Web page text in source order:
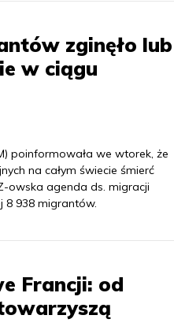
zginęło lub
w ciągu
poinformowała we wtorek, że
na całym świecie śmierć
owska agenda ds. migracji
8 938 migrantów.
Francji: od